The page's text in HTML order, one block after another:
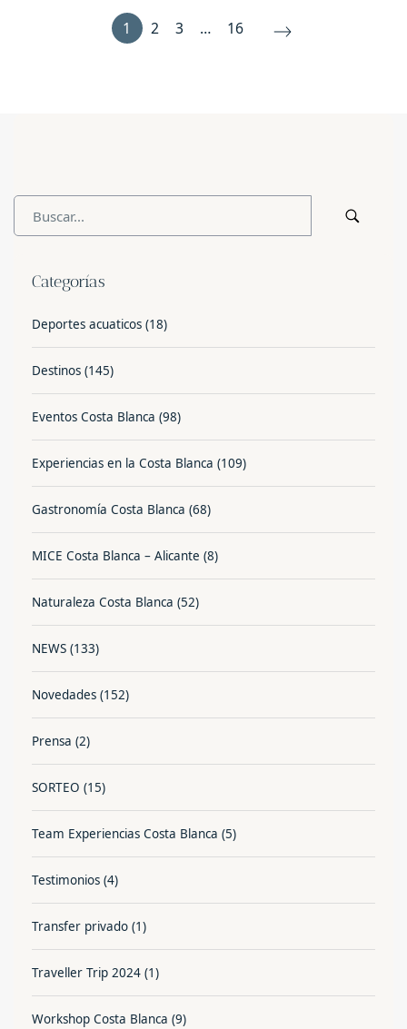
1 2 3 … 16
Categorías
Deportes acuaticos (18)
Destinos (145)
Eventos Costa Blanca (98)
Experiencias en la Costa Blanca (109)
Gastronomía Costa Blanca (68)
MICE Costa Blanca – Alicante (8)
Naturaleza Costa Blanca (52)
NEWS (133)
Novedades (152)
Prensa (2)
SORTEO (15)
Team Experiencias Costa Blanca (5)
Testimonios (4)
Transfer privado (1)
Traveller Trip 2024 (1)
Workshop Costa Blanca (9)